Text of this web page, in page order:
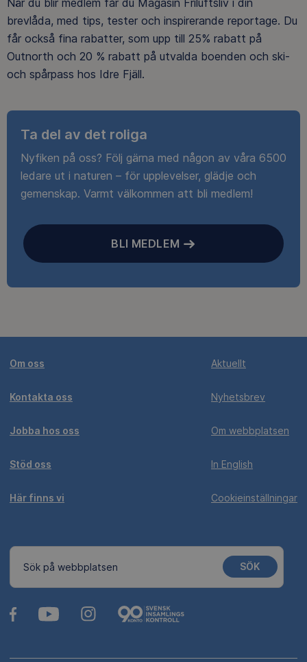
brevlåda, med tips, tester och inspirerande reportage. Du
får också fina rabatter, som upp till 25% rabatt på
Outnorth och 20 % rabatt på utvalda boenden och ski-
och spårpass hos Idre Fjäll.
Ta del av det roliga
Nyfiken på oss? Följ gärna med någon av våra 6500
ledare ut i naturen – för upplevelser, glädje och
gemenskap. Varmt välkommen att bli medlem!
BLI MEDLEM
Om oss
Kontakta oss
Jobba hos oss
Stöd oss
Här finns vi
Aktuellt
Nyhetsbrev
Om webbplatsen
In English
Cookieinställningar
Sök på webbplatsen SÖK